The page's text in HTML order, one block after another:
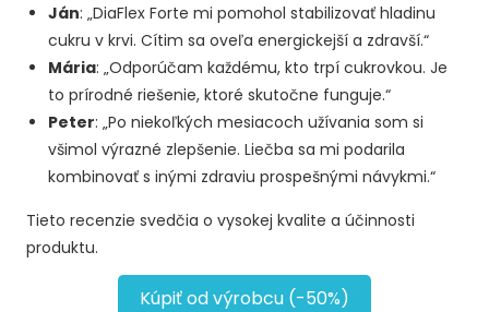
Ján: „DiaFlex Forte mi pomohol stabilizovať hladinu
cukru v krvi. Cítim sa oveľa energickejší a zdravší.“
Mária: „Odporúčam každému, kto trpí cukrovkou. Je
to prírodné riešenie, ktoré skutočne funguje.“
Peter: „Po niekoľkých mesiacoch užívania som si
všimol výrazné zlepšenie. Liečba sa mi podarila
kombinovať s inými zdraviu prospešnými návykmi.“
Tieto recenzie svedčia o vysokej kvalite a účinnosti
produktu.
Kúpiť od výrobcu (-50%)